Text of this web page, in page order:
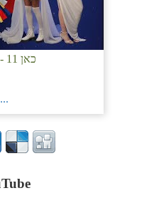
כאן 11 - תאגיד השידור הישראלי
בוחרים את השיר של ישראל...